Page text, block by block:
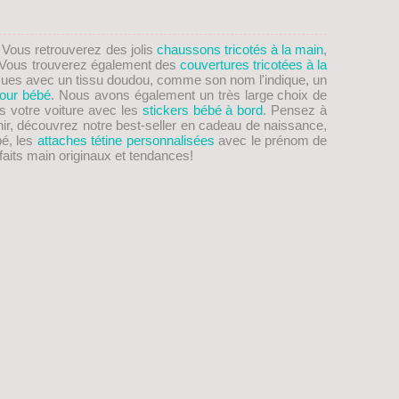
Vous retrouverez des jolis chaussons tricotés à la main,
trouverez également des couvertures tricotées à la
avec un tissu doudou, comme son nom l'indique, un
bébé. Nous avons également un très large choix de
votre voiture avec les stickers bébé à bord. Pensez à
découvrez notre best-seller en cadeau de naissance,
les attaches tétine personnalisées avec le prénom de
main originaux et tendances!